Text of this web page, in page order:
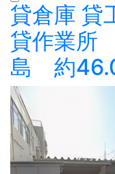
貸倉庫 貸
貸作業所
島 約